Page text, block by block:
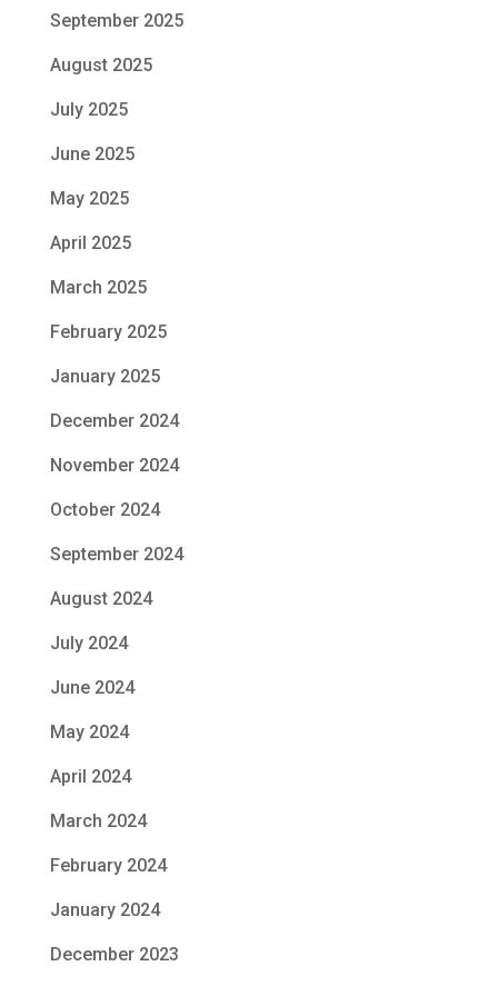
September 2025
August 2025
July 2025
June 2025
May 2025
April 2025
March 2025
February 2025
January 2025
December 2024
November 2024
October 2024
September 2024
August 2024
July 2024
June 2024
May 2024
April 2024
March 2024
February 2024
January 2024
December 2023